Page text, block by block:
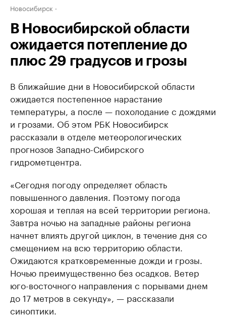
Новосибирск
В Новосибирской области
ожидается потепление до
плюс 29 градусов и грозы
В ближайшие дни в Новосибирской области
ожидается постепенное нарастание
температуры, а после — похолодание с дождями
и грозами. Об этом РБК Новосибирск
рассказали в отделе метеорологических
прогнозов Западно-Сибирского
гидрометцентра.
«Сегодня погоду определяет область
повышенного давления. Поэтому погода
хорошая и теплая на всей территории региона.
Завтра ночью на западные районы региона
начнет влиять другой циклон, в течение дня со
смещением на всю территорию области.
Ожидаются кратковременные дожди и грозы.
Ночью преимущественно без осадков. Ветер
юго-восточного направления с порывами днем
до 17 метров в секунду», — рассказали
синоптики.